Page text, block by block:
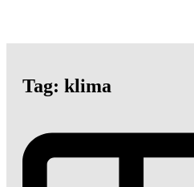
Tag: klima